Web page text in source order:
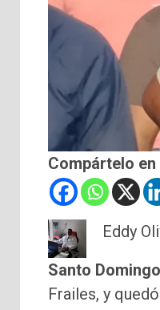
Compártelo
Eddy
Santo
Frailes, y